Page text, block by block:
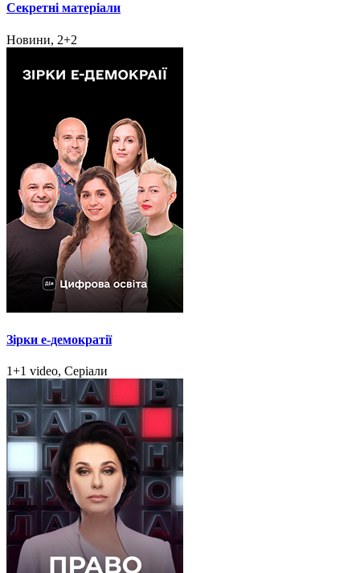
Секретні матеріали
Новини, 2+2
Зірки e-демократії
1+1 video, Серіали